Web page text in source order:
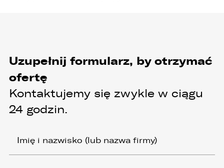
Uzupełnij formularz, by otrzymać
ofertę
Kontaktujemy się zwykle w ciągu
24 godzin.